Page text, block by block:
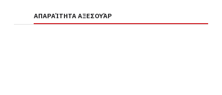
ΑΠΑΡΑΊΤΗΤΑ ΑΞΕΣΟΥΆΡ